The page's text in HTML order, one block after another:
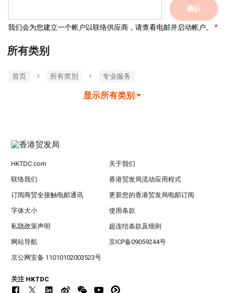
确认
我们会为您建立一个帐户以联络供应商，请查看电邮并启动帐户。
所有类别
首页 所有类別 专业服务
显示所有类别
HKTDC.com 关于我们
联络我们 香港贸发局流动应用程式
订阅商贸全接触电邮通讯 更新您的香港贸发局电邮订阅
字体大小 使用条款
私隐政策声明 超连结条款及细则
网站导航 京ICP备09059244号
京公网安备 11010102003523号
关注 HKTDC